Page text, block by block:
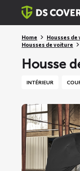
Skiplinks
Home
Housses
Housses de voiture
Housse
INTÉRIEUR